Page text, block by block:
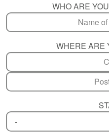
WHO ARE
WHERE ARE